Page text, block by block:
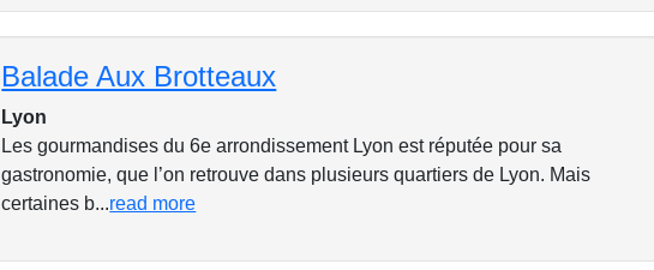
Balade Aux Brotteaux
Lyon
Les gourmandises du 6e arrondissement Lyon est réputée pour sa
gastronomie, que l’on retrouve dans plusieurs quartiers de Lyon. Mais
certaines b...read more